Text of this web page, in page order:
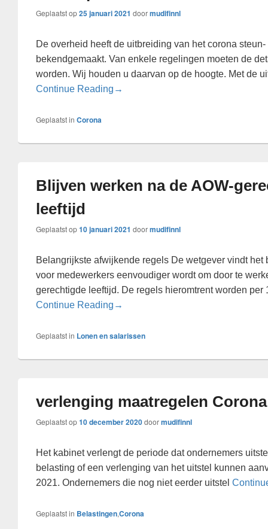
Geplaatst op25 januari 2021 doormudifinnl
De overheid heeft de uitbreiding van het corona
bekendgemaakt. Van enkele regelingen moeten de
worden. Wij houden u daarvan op de hoogte. Met de
Continue Reading uitbreiding van het corona steun-
→
Geplaatst in Corona
Blijven werken na de AOW-
leeftijd
Geplaatst op10 januari 2021 doormudifinnl
Belangrijkste afwijkende regels De wetgever vindt het
voor medewerkers eenvoudiger wordt om door te
gerechtigde leeftijd. De regels hieromtrent worden per
Continue Reading Blijven werken na de AOW-
→
Geplaatst in Lonen en salarissen
verlenging maatregelen Corona
Geplaatst op10 december 2020doormudifinnl
Het kabinet verlengt de periode dat ondernemers
belasting of een verlenging van het uitstel kunnen
2021. Ondernemers die nog niet eerder uitstel
Geplaatst in Belastingen,Corona